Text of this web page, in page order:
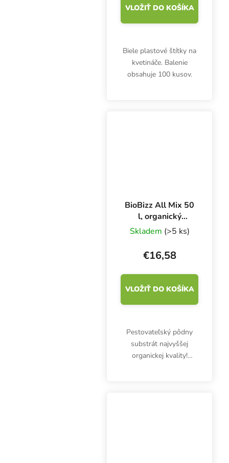
VLOŽIŤ DO KOŠÍKA
Biele plastové štítky na
kvetináče. Balenie
obsahuje 100 kusov.
BioBizz All Mix 50
l, organický
substrát
Skladem (>5 ks)
€16,58
VLOŽIŤ DO KOŠÍKA
Pestovateľský pôdny
substrát najvyššej
organickej kvality!